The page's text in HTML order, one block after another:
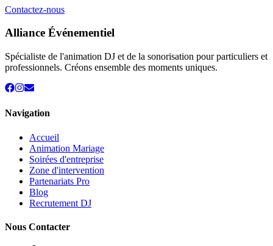
Contactez-nous
Alliance Événementiel
Spécialiste de l'animation DJ et de la sonorisation pour particuliers et
professionnels. Créons ensemble des moments uniques.
Navigation
Accueil
Animation Mariage
Soirées d'entreprise
Zone d'intervention
Partenariats Pro
Blog
Recrutement DJ
Nous Contacter